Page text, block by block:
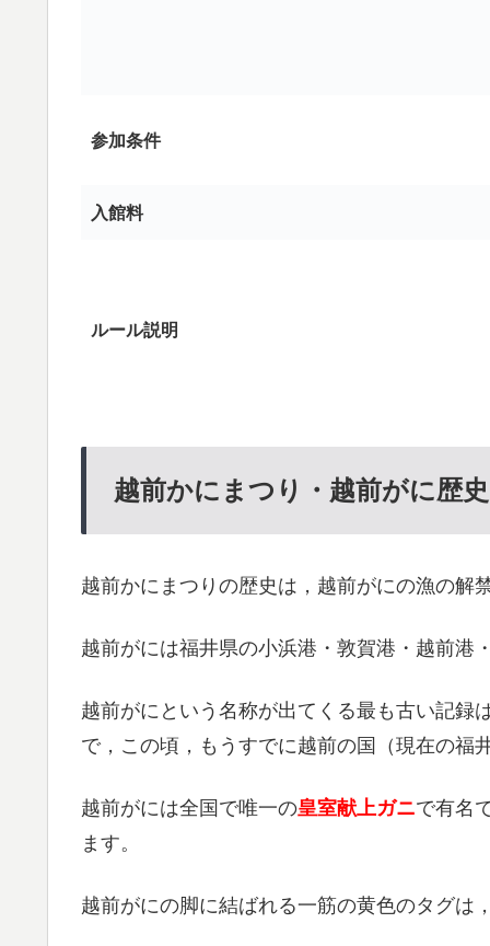
参加条件
入館料
ルール説明
越前かにまつり・越前がに歴史
越前かにまつりの歴史は，越前がにの漁の解
越前がには福井県の小浜港・敦賀港・越前港
越前がにという名称が出てくる最も古い記録
で，この頃，もうすでに越前の国（現在の福
越前がには全国で唯一の皇室献上ガニで有名
ます。
越前がにの脚に結ばれる一筋の黄色のタグは